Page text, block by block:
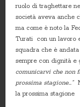
ruolo di traghettare
società aveva anche
ma come è noto la
Turati con un lavoro
squadra che è
sempre con dignità e
comunicarvi che non
prossima stagione…”
la prossima stagione